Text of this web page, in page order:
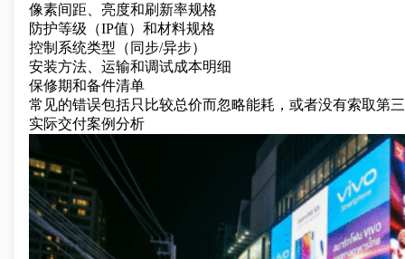
像素间距、亮度和刷新率规格
防护等级（IP值）和材料规格
控制系统类型（同步/异步）
安装方法、运输和调试成本明细
保修期和备件清单
常见的错误包括只比较总价而忽略能耗，或者没有索取第
实际交付案例分析